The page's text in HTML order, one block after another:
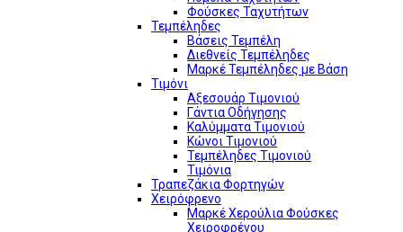
Φούσκες Ταχυτήτων
Τεμπέληδες
Βάσεις Τεμπέλη
Διεθνείς Τεμπέληδες
Μαρκέ Τεμπέληδες με Βάση
Τιμόνι
Αξεσουάρ Τιμονιού
Γάντια Οδήγησης
Καλύμματα Τιμονιού
Κώνοι Τιμονιού
Τεμπέληδες Τιμονιού
Τιμόνια
Τραπεζάκια Φορτηγών
Χειρόφρενο
Μαρκέ Χερούλια Φούσκες
Χειροφρένου